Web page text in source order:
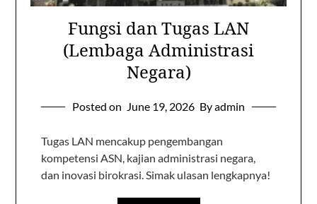
Fungsi dan Tugas LAN
(Lembaga Administrasi
Negara)
Posted on June 19, 2026 By admin
Tugas LAN mencakup pengembangan
kompetensi ASN, kajian administrasi negara,
dan inovasi birokrasi. Simak ulasan lengkapnya!